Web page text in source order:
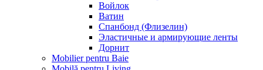
Войлок
Ватин
Спанбонд (Флизелин)
Эластичные и армирующие ленты
Дорнит
Mobilier pentru Baie